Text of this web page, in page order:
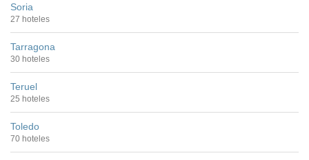
Soria
27 hoteles
Tarragona
30 hoteles
Teruel
25 hoteles
Toledo
70 hoteles